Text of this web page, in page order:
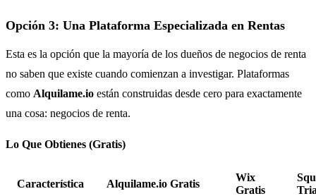
Opción 3: Una Plataforma Especializada en Rentas
Esta es la opción que la mayoría de los dueños de negocios de renta
no saben que existe cuando comienzan a investigar. Plataformas
como Alquilame.io están construidas desde cero para exactamente
una cosa: negocios de renta.
Lo Que Obtienes (Gratis)
Característica Alquilame.io Gratis
Wix
Gratis